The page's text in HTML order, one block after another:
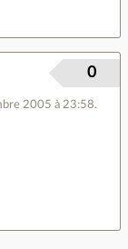
2005 à 23:58.
0